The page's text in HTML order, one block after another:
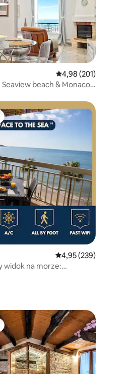
recenzji: 265Średnia ocena: 4,98
4,98 (201)
Seaview beach & Monaco,
recenzji: 121
Średnia ocena: 4,95
4,95 (239)
widok na morze: